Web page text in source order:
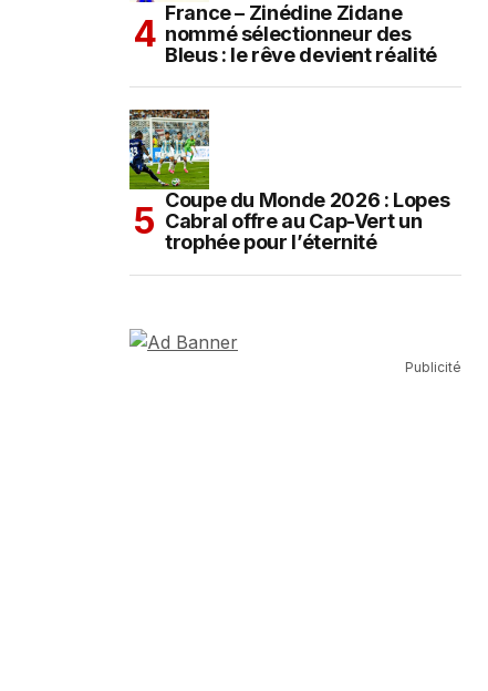
France – Zinédine Zidane
nommé sélectionneur des
Bleus : le rêve devient réalité
Coupe du Monde 2026 : Lopes
Cabral offre au Cap-Vert un
trophée pour l’éternité
Publicité